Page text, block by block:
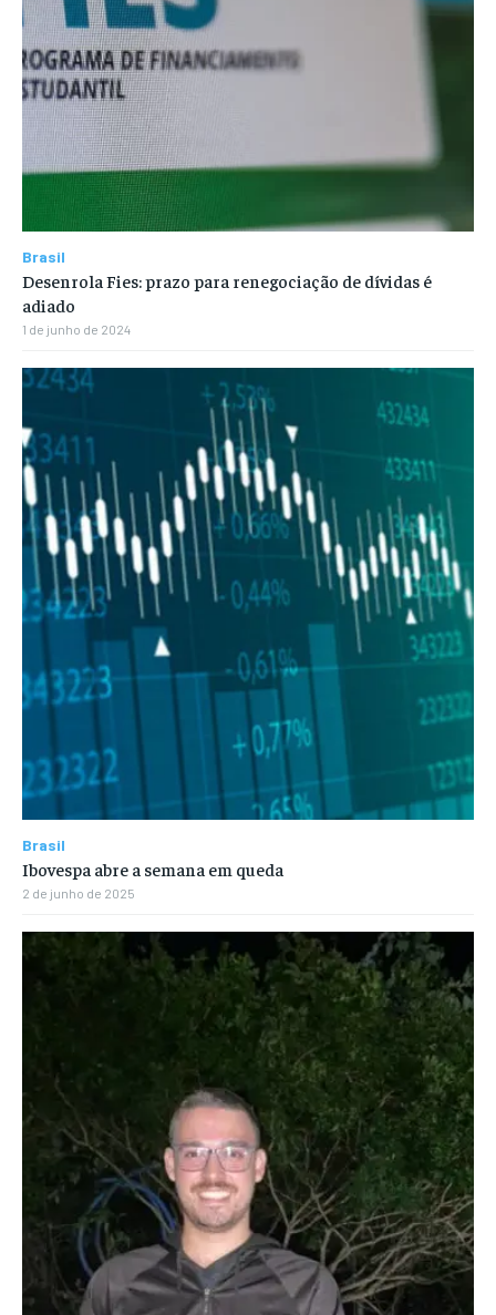
Brasil
Desenrola Fies: prazo para renegociação de dívidas é
adiado
1 de junho de 2024
Brasil
Ibovespa abre a semana em queda
2 de junho de 2025